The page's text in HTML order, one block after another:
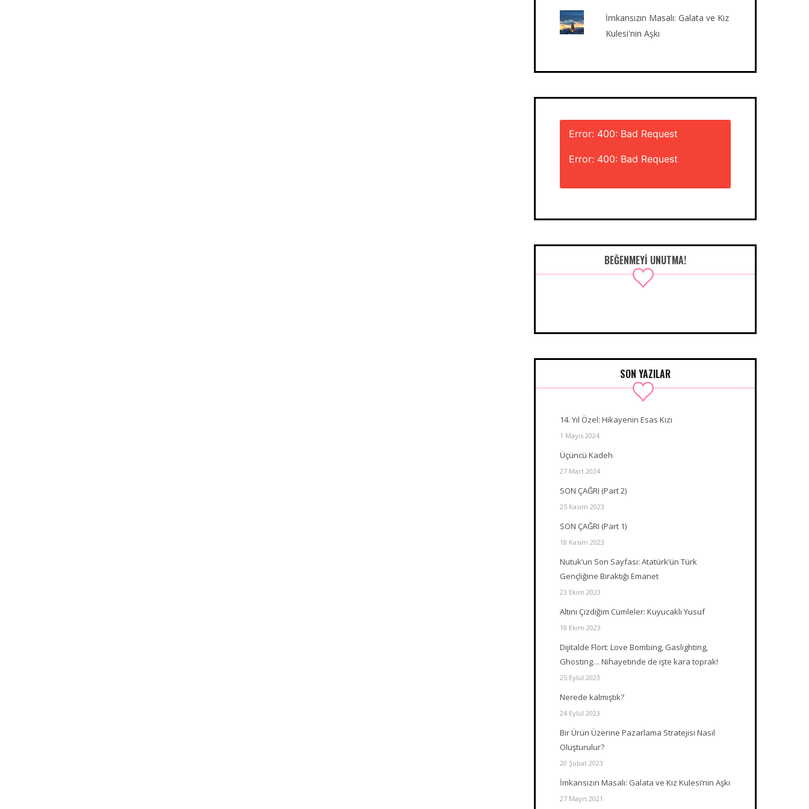
İmkansızın Masalı: Galata ve Kız
Kulesi'nin Aşkı
Error: 400: Bad Request
Error: 400: Bad Request
BEĞENMEYI UNUTMA!
SON YAZILAR
14. Yıl Özel: Hikayenin Esas Kızı
1 Mayıs 2024
Üçüncü Kadeh
27 Mart 2024
SON ÇAĞRI (Part 2)
25 Kasım 2023
SON ÇAĞRI (Part 1)
18 Kasım 2023
Nutuk’un Son Sayfası: Atatürk’ün Türk
Gençliğine Bıraktığı Emanet
23 Ekim 2023
Altını Çizdiğim Cümleler: Kuyucaklı Yusuf
18 Ekim 2023
Dijitalde Flört: Love Bombing, Gaslighting,
Ghosting… Nihayetinde de işte kara toprak!
25 Eylül 2023
Nerede kalmıştık?
24 Eylül 2023
Bir Ürün Üzerine Pazarlama Stratejisi Nasıl
Oluşturulur?
20 Şubat 2023
İmkansızın Masalı: Galata ve Kız Kulesi’nin Aşkı
27 Mayıs 2021